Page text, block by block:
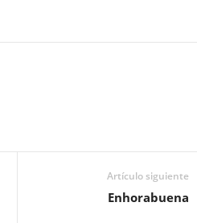
Artículo siguiente
Enhorabuena